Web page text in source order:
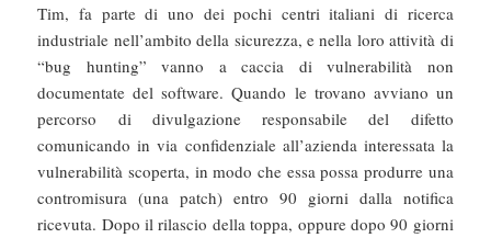
Tim, fa parte di uno dei pochi centri italiani di ricerca
industriale nell’ambito della sicurezza, e nella loro attività di
“bug hunting” vanno a caccia di vulnerabilità non
documentate del software. Quando le trovano avviano un
percorso di divulgazione responsabile del difetto
comunicando in via confidenziale all’azienda interessata la
vulnerabilità scoperta, in modo che essa possa produrre una
contromisura (una patch) entro 90 giorni dalla notifica
ricevuta. Dopo il rilascio della toppa, oppure dopo 90 giorni